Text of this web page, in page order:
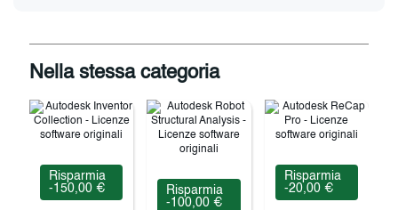
Nella stessa categoria
Risparmia
-150,00 €
Risparmia
-100,00 €
Risparmia
-20,00 €